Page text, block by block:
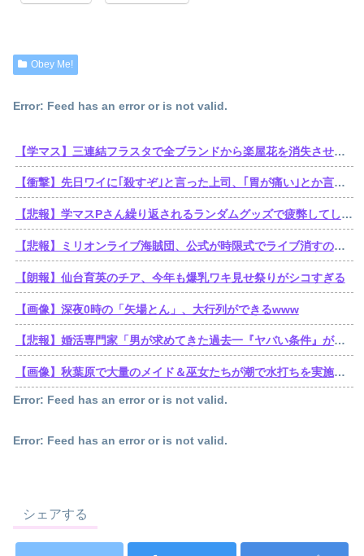
Obey Me!
Error: Feed has an error or is not valid.
【学マス】三連結フラスタで全ブランドから楽屋花を消失させた訴訟おじさん遂に口を開くも他人事
【衝撃】先日ワイに｢殺すぞ｣と言った上司、｢胃が痛い｣とか言い出すｗｗｗｗｗ
【悲報】学マスPさん繰り返されるランダムグッズで疲弊してしまう
【悲報】ミリオンライブ海賊団、公式が時限式でライブ消すのでbilibili動画にアーカイブを残す。富・名声・力。他ブランドの金でこの世のすべてを手に入れた海賊王ミリオン・ライブ
【朗報】仙台育英のチア、今年も爆乳ワキ見せ祭りがシコすぎる
【画像】深夜0時の「矢場とん」、大行列ができるwww
【悲報】婚活専門家「男が求めてきた過去一『ヤバい条件』がこれｗ」
【画像】秋葉原で大量のメイド＆巫女たちが潮で水打ちを実施www
Error: Feed has an error or is not valid.
Error: Feed has an error or is not valid.
シェアする